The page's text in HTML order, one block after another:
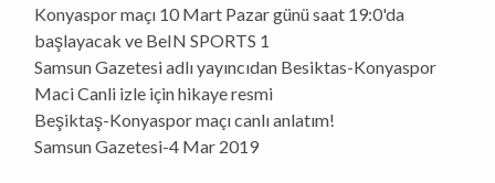
Konyaspor maçı 10 Mart Pazar günü saat 19:0'da
başlayacak ve BeIN SPORTS 1
Samsun Gazetesi adlı yayıncıdan Besiktas-Konyaspor
Maci Canli izle için hikaye resmi
Beşiktaş-Konyaspor maçı canlı anlatım!
Samsun Gazetesi-4 Mar 2019